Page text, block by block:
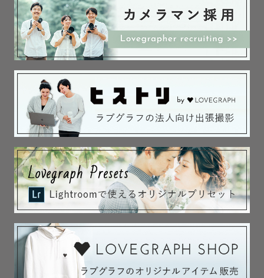
『撮影場所に迷っている』『撮影場所のことを知りたい』
『不明点・聞きたいことがある』などなど、遠慮なくご相
談ください。
【お問合せ】
撮りたい写真のイメージを擦り合わせて、希望のお写真を
撮っていきます📷
お悩み事やご希望の写真がございましたら、お気軽にお申
し付けください！
小物類は原則ゲスト様にご持参いただいておりますが、無
料で貸し出しできる小物類もありますので、ご相談くださ
い。
(七五三、ウェディングなど。アートニューボーンは基本的
に私が持参いたしますが、ゲスト様がご準備していただい
た小物類があれば、それも撮影に使用していきながら進め
てまいります)
ご予約や予約リクエストなど、お待ちしております。